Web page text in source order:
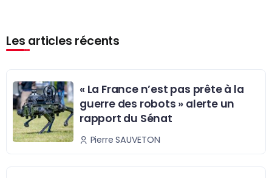
Les articles récents
« La France n’est pas prête à la
guerre des robots » alerte un
rapport du Sénat
Pierre SAUVETON